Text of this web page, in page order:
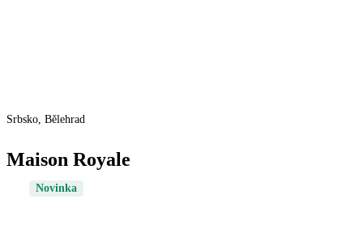
Srbsko, Bělehrad
Maison Royale
Novinka